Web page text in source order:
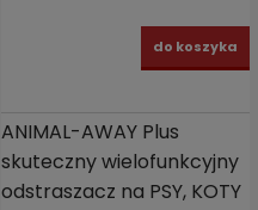
do koszyka
ANIMAL-AWAY Plus
skuteczny wielofunkcyjny
odstraszacz na PSY, KOTY